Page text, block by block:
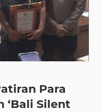
Para
‘Bali Silent